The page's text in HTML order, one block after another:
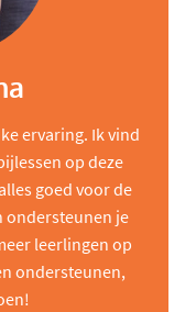
ervaring. Ik vind
op deze
goed voor de
ondersteunen je
leerlingen op
ondersteunen,